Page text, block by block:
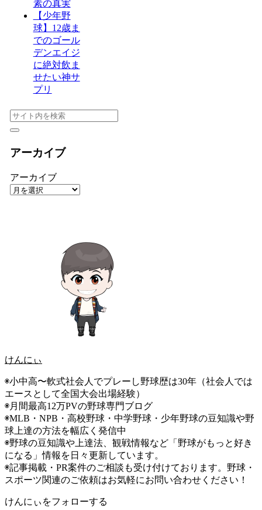
素の真実
【少年野
球】12歳ま
でのゴール
デンエイジ
に絶対飲ま
せたい神サ
プリ
アーカイブ
アーカイブ
けんにぃ
◉小中高〜軟式社会人でプレーし野球歴は30年（社会人では
エースとして全国大会出場経験）
◉月間最高12万PVの野球専門ブログ
◉MLB・NPB・高校野球・中学野球・少年野球の豆知識や野
球上達の方法を幅広く発信中
◉野球の豆知識や上達法、観戦情報など「野球がもっと好き
になる」情報を日々更新しています。
◉記事掲載・PR案件のご相談も受け付けております。野球・
スポーツ関連のご依頼はお気軽にお問い合わせください！
けんにぃをフォローする